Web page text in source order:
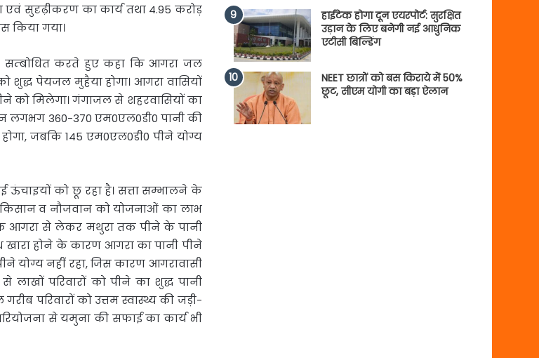
एवं सुदृढ़ीकरण का कार्य तथा 4.95 करोड़
किया गया।
सम्बोधित करते हुए कहा कि आगरा जल
शुद्ध पेयजल मुहैया होगा। आगरा वासियों
को मिलेगा। गंगाजल से शहरवासियों का
लगभग 360-370 एम0एल0डी0 पानी की
जबकि 145 एम0एल0डी0 पीने योग्य
ऊंचाइयों को छू रहा है। सत्ता सम्भालने के
किसान व नौजवान को योजनाओं का लाभ
आगरा से लेकर मथुरा तक पीने के पानी
होने के कारण आगरा का पानी पीने
योग्य नहीं रहा, जिस कारण आगरावासी
परिवारों को पीने का शुद्ध पानी
परिवारों को उत्तम स्वास्थ्य की जड़ी-
से यमुना की सफाई का कार्य भी
हाईटेक होगा दून एयरपोर्ट: सुरक्षित
उड़ान के लिए बनेगी नई आधुनिक
एटीसी बिल्डिंग
NEET छात्रों को बस किराये में 50%
छूट, सीएम योगी का बड़ा ऐलान